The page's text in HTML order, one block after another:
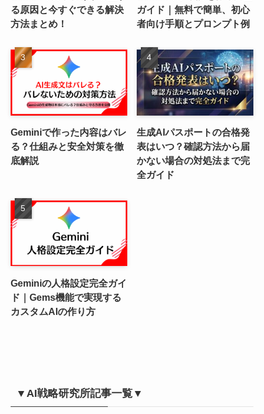
る原因と今すぐできる解決
方法まとめ！
ガイド｜無料で簡単、初心
者向け手順とプロンプト例
Geminiで作った内容はバレ
る？仕組みと安全対策を徹
底解説
生成AIパスポートの合格発
表はいつ？確認方法から届
かない場合の対処法まで完
全ガイド
Geminiの人格設定完全ガイ
ド｜Gems機能で実現する
カスタムAIの作り方
▼AI戦略研究所記事一覧▼